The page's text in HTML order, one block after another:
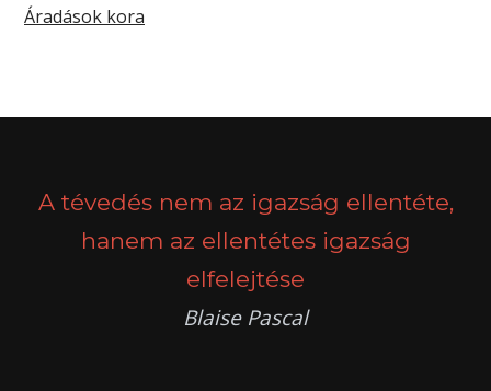
Áradások kora
A tévedés nem az igazság ellentéte,
hanem az ellentétes igazság
elfelejtése
Blaise Pascal